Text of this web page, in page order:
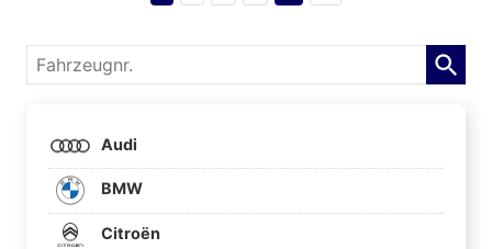
Fahrzeugnr.
Audi
BMW
Citroën